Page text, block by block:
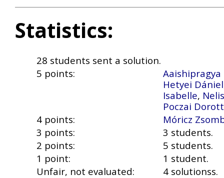
Statistics:
28 students sent a solution.
5 points:
Aaishipragya
Hetyei Dániel
Isabelle,
Poczai
4 points:
Móricz
3 points:
3 students.
2 points:
5 students.
1 point:
1 student.
Unfair, not evaluated:
4 solutionss.